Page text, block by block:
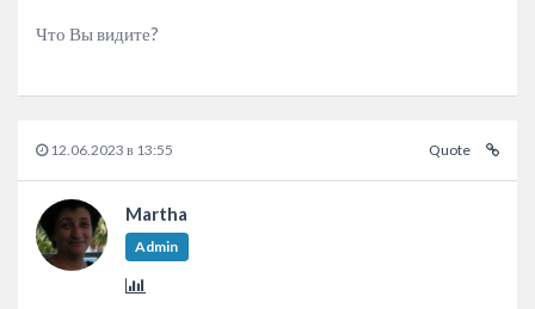
Что Вы видите?
12.06.2023 в 13:55 Quote
Martha
Admin